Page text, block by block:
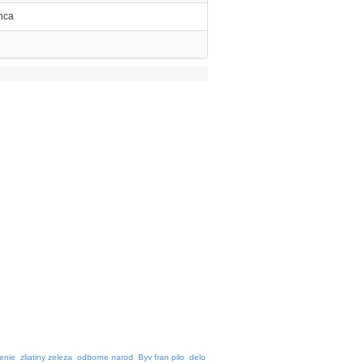
zliatiny zeleza odborne narod Byv fran pilo delo